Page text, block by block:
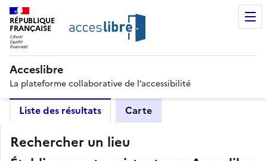
RÉPUBLIQUE
FRANÇAISE
Acceslibre
La plateforme collaborative de l’accessibilité
Liste des résultats Carte
Rechercher un lieu